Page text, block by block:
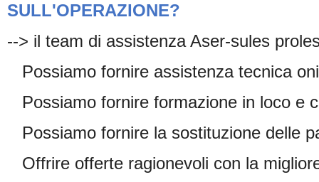
SULL'OPERAZIONE?
--> il team di assistenza Aser-sules
Possiamo fornire assistenza tecnica
Possiamo fornire formazione in loco e
Possiamo fornire la sostituzione delle
Offrire offerte ragionevoli con la